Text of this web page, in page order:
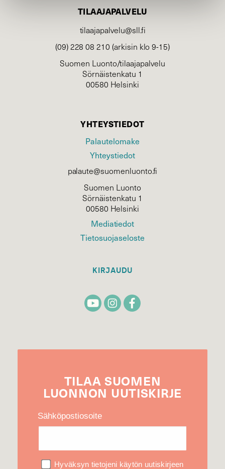
TILAAJAPALVELU
tilaajapalvelu@sll.fi
(09) 228 08 210 (arkisin klo 9-15)
Suomen Luonto/tilaajapalvelu
Sörnäistenkatu 1
00580 Helsinki
YHTEYSTIEDOT
Palautelomake
Yhteystiedot
palaute@suomenluonto.fi
Suomen Luonto
Sörnäistenkatu 1
00580 Helsinki
Mediatiedot
Tietosuojaseloste
KIRJAUDU
TILAA SUOMEN
LUONNON UUTIS­KIRJE
Sähköpostiosoite
Hyväksyn tietojeni käytön uutiskirjeen